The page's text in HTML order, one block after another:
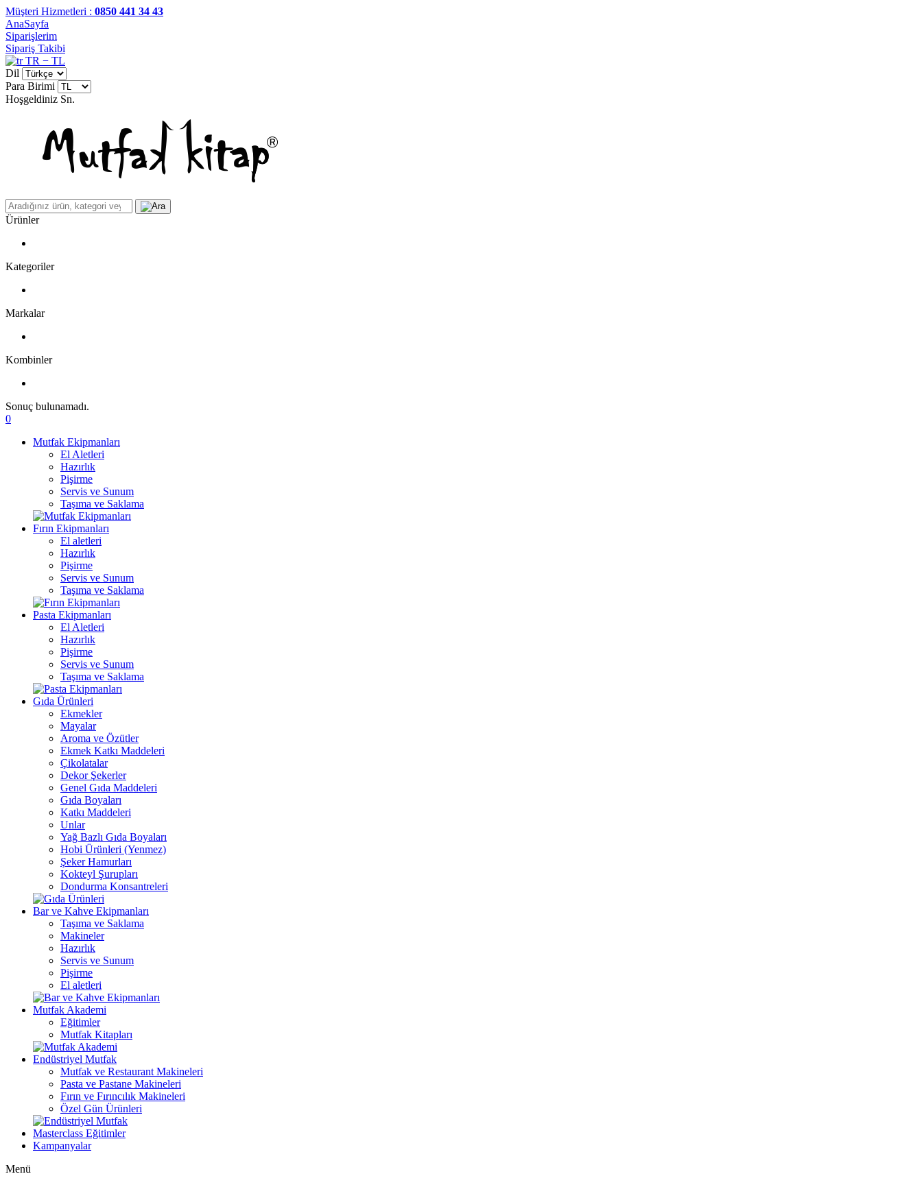
Müşteri Hizmetleri : 0850 441 34 43
AnaSayfa
Siparişlerim
Sipariş Takibi
TR − TL
Dil
Para Birimi
Hoşgeldiniz Sn.
Ürünler
Kategoriler
Markalar
Kombinler
Sonuç bulunamadı.
0
Mutfak Ekipmanları
El Aletleri
Hazırlık
Pişirme
Servis ve Sunum
Taşıma ve Saklama
Fırın Ekipmanları
El aletleri
Hazırlık
Pişirme
Servis ve Sunum
Taşıma ve Saklama
Pasta Ekipmanları
El Aletleri
Hazırlık
Pişirme
Servis ve Sunum
Taşıma ve Saklama
Gıda Ürünleri
Ekmekler
Mayalar
Aroma ve Özütler
Ekmek Katkı Maddeleri
Çikolatalar
Dekor Şekerler
Genel Gıda Maddeleri
Gıda Boyaları
Katkı Maddeleri
Unlar
Yağ Bazlı Gıda Boyaları
Hobi Ürünleri (Yenmez)
Şeker Hamurları
Kokteyl Şurupları
Dondurma Konsantreleri
Bar ve Kahve Ekipmanları
Taşıma ve Saklama
Makineler
Hazırlık
Servis ve Sunum
Pişirme
El aletleri
Mutfak Akademi
Eğitimler
Mutfak Kitapları
Endüstriyel Mutfak
Mutfak ve Restaurant Makineleri
Pasta ve Pastane Makineleri
Fırın ve Fırıncılık Makineleri
Özel Gün Ürünleri
Masterclass Eğitimler
Kampanyalar
Menü